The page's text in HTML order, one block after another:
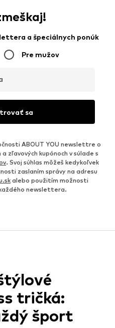
a špeciálnych ponúk
Pre mužov
sa
ABOUT YOU newslettre o
zľavových kupónoch v súlade s
. Svoj súhlas môžeš kedykoľvek
zaslaním správy na adresu
alebo použitím možnosti
newslettera.
tričká:
šport